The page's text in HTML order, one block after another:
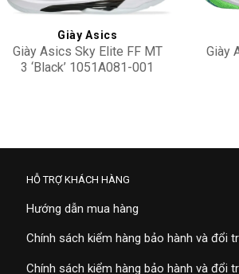
Giày Asics
Giày Asics Sky Elite FF MT
3 ‘Black’ 1051A081-001
Giày
HỖ TRỢ KHÁCH HÀNG
Hướng dẫn mua hàng
Chính sách kiểm hàng bảo hành và đổi
Chính sách kiểm hàng bảo hành và đổi